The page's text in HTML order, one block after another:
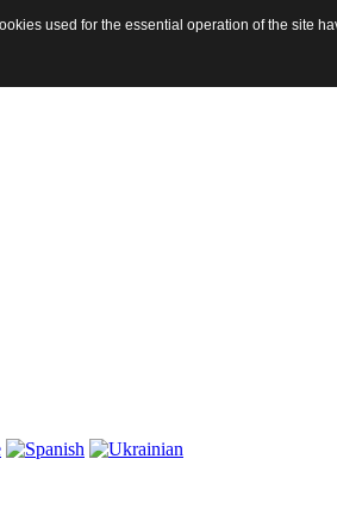
used for the essential operation of the site